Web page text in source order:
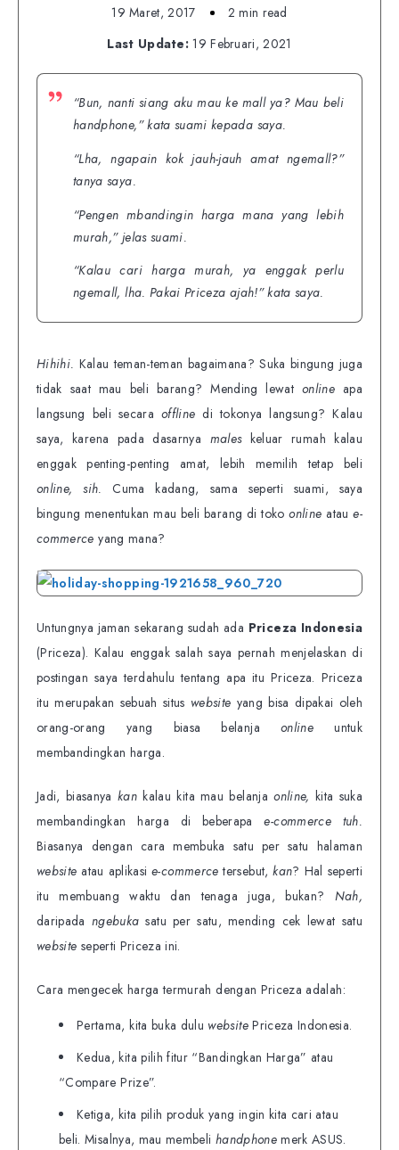
19 Maret, 2017
2 min read
Last Update: 19 Februari, 2021
“Bun, nanti siang aku mau ke mall ya? Mau beli
handphone,”kata suami kepada saya.
“Lha, ngapain kok jauh-jauh amat ngemall?”
tanya saya.
“Pengen mbandingin harga mana yang lebih
murah,” jelas suami.
“Kalau cari harga murah, ya enggak perlu
ngemall, lha. Pakai Priceza ajah!”kata saya.
Hihihi. Kalau teman-teman bagaimana? Suka bingung juga
tidak saat mau beli barang? Mending lewatonline apa
langsung beli secara offline di tokonya langsung? Kalau
saya, karena pada dasarnya maleskeluar rumah kalau
enggak penting-penting amat, lebih memilih tetap beli
online, sih. Cuma kadang, sama seperti suami, saya
bingung menentukan mau beli barang di tokoonlineataue-
commerceyang mana?
Untungnya jaman sekarang sudah ada Priceza Indonesia
(Priceza). Kalau enggak salah saya pernah menjelaskan di
postingan saya terdahulu tentang apa itu Priceza. Priceza
itu merupakan sebuah situs website yang bisa dipakai oleh
orang-orang yang biasa belanja online untuk
membandingkan harga.
Jadi, biasanyakan kalau kita mau belanjaonline, kita suka
membandingkan harga di beberapae-commerce tuh.
Biasanya dengan cara membuka satu per satu halaman
websiteatau aplikasie-commerce tersebut,kan? Hal seperti
itu membuang waktu dan tenaga juga, bukan? Nah,
daripada ngebuka satu per satu, mending cek lewat satu
website seperti Priceza ini.
Cara mengecek harga termurah dengan Priceza adalah:
Pertama, kita buka dulu websitePriceza Indonesia.
Kedua, kita pilih fitur “Bandingkan Harga” atau
“Compare Prize”.
Ketiga, kita pilih produk yang ingin kita cari atau
beli. Misalnya, mau membeli handphonemerk ASUS.